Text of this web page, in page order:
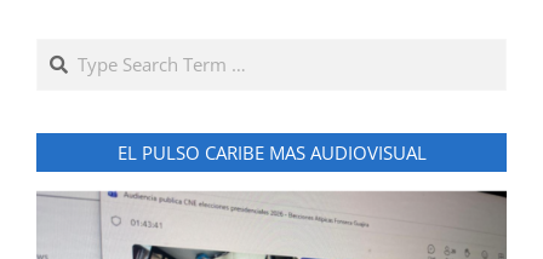
Search
EL PULSO CARIBE MAS AUDIOVISUAL